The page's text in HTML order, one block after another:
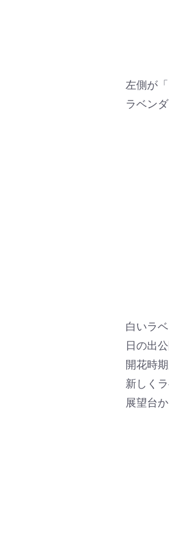
左側が
ラベン
白いラ
日の出
開花時
新しく
展望台